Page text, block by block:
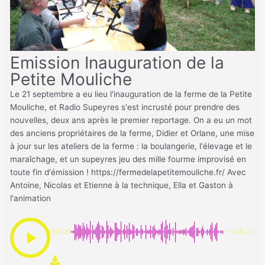
Emission Inauguration de la
Petite Mouliche
Le 21 septembre a eu lieu l'inauguration de la ferme de la Petite
Mouliche, et Radio Supeyres s'est incrusté pour prendre des
nouvelles, deux ans après le premier reportage. On a eu un mot
des anciens propriétaires de la ferme, Didier et Orlane, une mise
à jour sur les ateliers de la ferme : la boulangerie, l'élevage et le
maraîchage, et un supeyres jeu des mille fourme improvisé en
toute fin d'émission ! https://fermedelapetitemouliche.fr/ Avec
Antoine, Nicolas et Etienne à la technique, Ella et Gaston à
l'animation
00:00 -1:49:31